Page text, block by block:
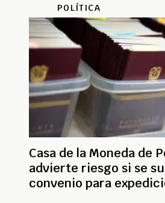
POLÍTICA
Casa de la Moneda de
advierte riesgo si se
convenio para